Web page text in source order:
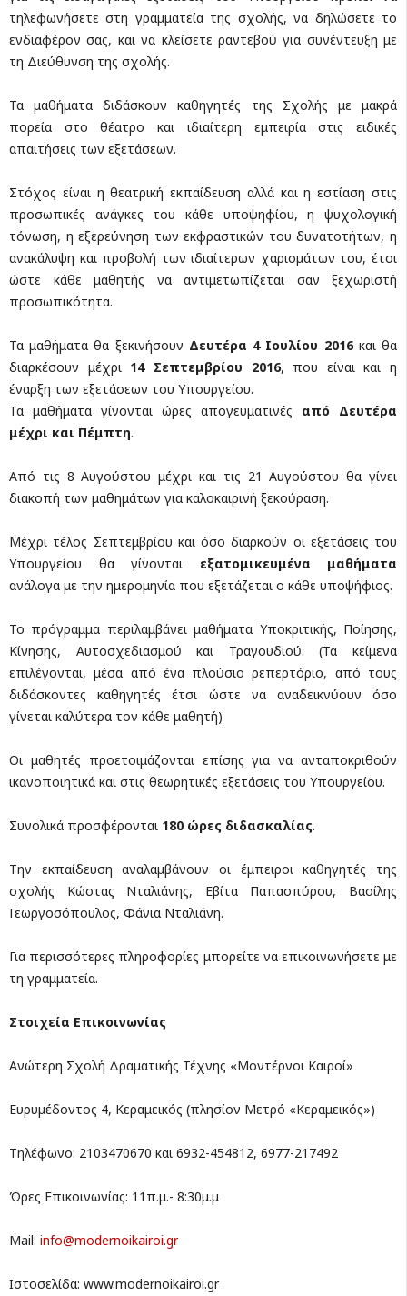
τηλεφωνήσετε στη γραμματεία της σχολής, να δηλώσετε το
ενδιαφέρον σας, και να κλείσετε ραντεβού για συνέντευξη με
τη Διεύθυνση της σχολής.
Τα μαθήματα διδάσκουν καθηγητές της Σχολής με μακρά
πορεία στο θέατρο και ιδιαίτερη εμπειρία στις ειδικές
απαιτήσεις των εξετάσεων.
Στόχος είναι η θεατρική εκπαίδευση αλλά και η εστίαση στις
προσωπικές ανάγκες του κάθε υποψηφίου, η ψυχολογική
τόνωση, η εξερεύνηση των εκφραστικών του δυνατοτήτων, η
ανακάλυψη και προβολή των ιδιαίτερων χαρισμάτων του, έτσι
ώστε κάθε μαθητής να αντιμετωπίζεται σαν ξεχωριστή
προσωπικότητα.
Τα μαθήματα θα ξεκινήσουν Δευτέρα 4 Ιουλίου 2016και θα
διαρκέσουν μέχρι 14 Σεπτεμβρίου 2016, που είναι και η
έναρξη των εξετάσεων του Υπουργείου.
Τα μαθήματα γίνονται ώρες απογευματινές από Δευτέρα
μέχρι και Πέμπτη.
Από τις 8 Αυγούστου μέχρι και τις 21 Αυγούστου θα γίνει
διακοπή των μαθημάτων για καλοκαιρινή ξεκούραση.
Μέχρι τέλος Σεπτεμβρίου και όσο διαρκούν οι εξετάσεις του
Υπουργείου θα γίνονται εξατομικευμένα μαθήματα
ανάλογα με την ημερομηνία που εξετάζεται ο κάθε υποψήφιος.
Το πρόγραμμα περιλαμβάνει μαθήματα Υποκριτικής, Ποίησης,
Κίνησης, Αυτοσχεδιασμού και Τραγουδιού. (Τα κείμενα
επιλέγονται, μέσα από ένα πλούσιο ρεπερτόριο, από τους
διδάσκοντες καθηγητές έτσι ώστε να αναδεικνύουν όσο
γίνεται καλύτερα τον κάθε μαθητή)
Οι μαθητές προετοιμάζονται επίσης για να ανταποκριθούν
ικανοποιητικά και στις θεωρητικές εξετάσεις του Υπουργείου.
Συνολικά προσφέρονται 180 ώρες διδασκαλίας.
Την εκπαίδευση αναλαμβάνουν οι έμπειροι καθηγητές της
σχολής Κώστας Νταλιάνης, Εβίτα Παπασπύρου, Βασίλης
Γεωργοσόπουλος, Φάνια Νταλιάνη.
Για περισσότερες πληροφορίες μπορείτε να επικοινωνήσετε με
τη γραμματεία.
Στοιχεία Επικοινωνίας
Ανώτερη Σχολή Δραματικής Τέχνης «Μοντέρνοι Καιροί»
Ευρυμέδοντος 4, Κεραμεικός (πλησίον Μετρό «Κεραμεικός»)
Τηλέφωνο: 2103470670 και 6932-454812, 6977-217492
Ώρες Επικοινωνίας: 11π.μ.- 8:30μ.μ
Mail: info@modernoikairoi.gr
Ιστοσελίδα: www.modernoikairoi.gr